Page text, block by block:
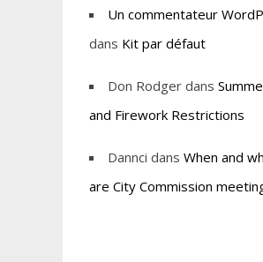
Un commentateur
dans Kit par défaut
Don Rodger dans
and Firework Restrictions
Dannci dansWhen and
are City Commission